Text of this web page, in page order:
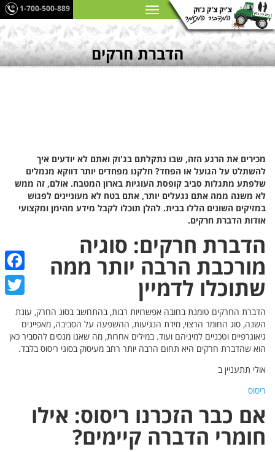
1-700-500-889
הדברת חרקים
מכירים את הרגע הזה, שבו נתקלתם בג'וק ואתם לא יודעים איך
להשתלט על הגועל או הפחד? חלקנו מפחדים יותר דווקא מנמלים
שלפתע מתגלות סביב קופסת העוגיות בארון המטבח. אולם, זה ממש
לא משנה ממה אתם נגעלים יותר, אתם בטח לא מעוניינים לפגוש
במזיקים השונים הללו בבית. להלן תוכלו לקבל מידע מהימן ומקצועי
אודות הדברת חרקים.
הדברת חרקים: סוגיה
מורכבת הרבה יותר ממה
שתוכלו לדמיין
הדברת החרקים טומנת בחובה אפשרויות רבות, בהתחשב בסוג החרק, עונת
השנה, סוג החומר הרצוי, מידת הנגיעות, ההשפעה על הסביבה, מאפיינים
גיאוגרפיים וטכניים למיניהם ועוד. במילים אחרות, מה שאנו מנסים להסביר כאן
הוא שהדברת חרקים היא תחום הרבה יותר רחב מעיסוק בסוגי ריסוס בלבד.
אולי תתעניין ב
ריסוס
אם כבר הזכרנו ריסוס: אילו
חומרי הדברה קיימים?